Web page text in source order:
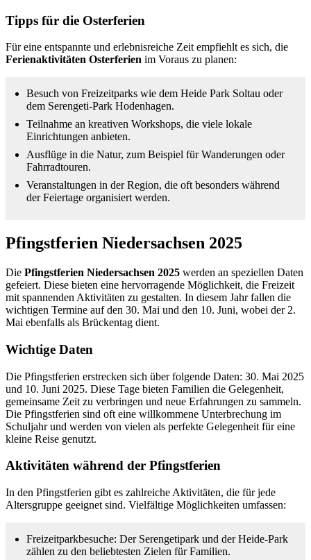
Tipps für die Osterferien
Für eine entspannte und erlebnisreiche Zeit empfiehlt es sich, die
Ferienaktivitäten Osterferien im Voraus zu planen:
Besuch von Freizeitparks wie dem Heide Park Soltau oder
dem Serengeti-Park Hodenhagen.
Teilnahme an kreativen Workshops, die viele lokale
Einrichtungen anbieten.
Ausflüge in die Natur, zum Beispiel für Wanderungen oder
Fahrradtouren.
Veranstaltungen in der Region, die oft besonders während
der Feiertage organisiert werden.
Pfingstferien Niedersachsen 2025
Die Pfingstferien Niedersachsen 2025 werden an speziellen Daten
gefeiert. Diese bieten eine hervorragende Möglichkeit, die Freizeit
mit spannenden Aktivitäten zu gestalten. In diesem Jahr fallen die
wichtigen Termine auf den 30. Mai und den 10. Juni, wobei der 2.
Mai ebenfalls als Brückentag dient.
Wichtige Daten
Die Pfingstferien erstrecken sich über folgende Daten: 30. Mai 2025
und 10. Juni 2025. Diese Tage bieten Familien die Gelegenheit,
gemeinsame Zeit zu verbringen und neue Erfahrungen zu sammeln.
Die Pfingstferien sind oft eine willkommene Unterbrechung im
Schuljahr und werden von vielen als perfekte Gelegenheit für eine
kleine Reise genutzt.
Aktivitäten während der Pfingstferien
In den Pfingstferien gibt es zahlreiche Aktivitäten, die für jede
Altersgruppe geeignet sind. Vielfältige Möglichkeiten umfassen:
Freizeitparkbesuche: Der Serengetipark und der Heide-Park
zählen zu den beliebtesten Zielen für Familien.